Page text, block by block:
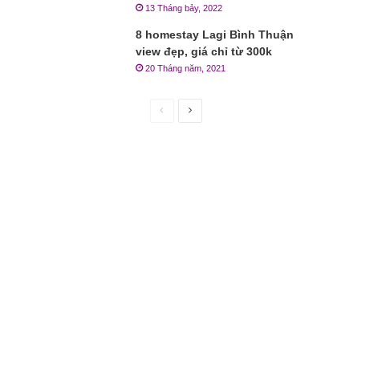
13 Tháng bảy, 2022
8 homestay Lagi Bình Thuận
view đẹp, giá chỉ từ 300k
20 Tháng năm, 2021
Trang